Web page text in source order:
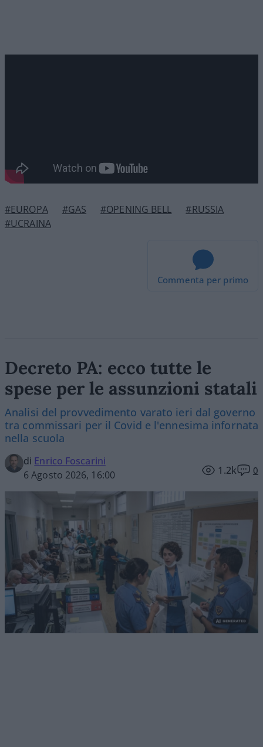
#EUROPA #GAS #OPENING BELL
#RUSSIA
#UCRAINA
Commenta per primo
Decreto PA: ecco tutte le
spese per le assunzioni statali
Analisi del provvedimento varato ieri dal governo
tra commissari per il Covid e l'ennesima infornata
nella scuola
di Enrico Foscarini
6 Agosto 2026, 16:00
1.2k 0